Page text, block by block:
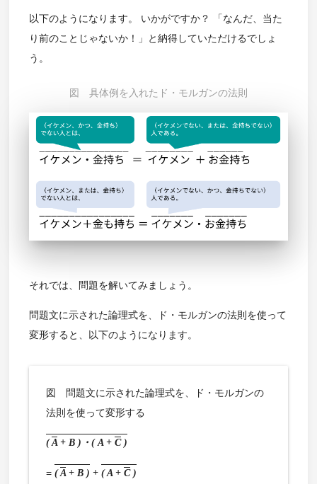
以下のようになります。 いかがですか？ 「なんだ、当た
り前のことじゃないか！」と納得していただけるでしょ
う。
図 具体例を入れたド・モルガンの法則
それでは、問題を解いてみましょう。
問題文に示された論理式を、ド・モルガンの法則を使って
変形すると、以下のようになります。
図 問題文に示された論理式を、ド・モルガンの
法則を使って変形する
(A+ B )・( A + C)
= (A+ B ) + ( A + C)